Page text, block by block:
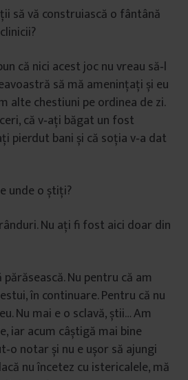
să vă construiască o fântână
că nici acest joc nu vreau să‑l
să mă ameninţaţi și eu
alte chestiuni pe ordinea de zi.
că v‑aţi băgat un fost
pierdut bani și că soţia v‑a dat
unde o știţi?
Nu aţi fi fost aici doar din
Nu pentru că am
în continuare. Pentru că nu
Nu mai e o sclavă, știi… Am
iar acum câștigă mai bine
notar și nu e ușor să ajungi
nu încetez cu istericalele, mă